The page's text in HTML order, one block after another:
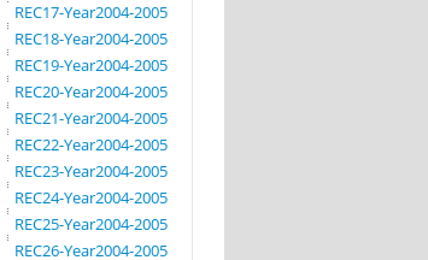
REC17-Year2004-2005
REC18-Year2004-2005
REC19-Year2004-2005
REC20-Year2004-2005
REC21-Year2004-2005
REC22-Year2004-2005
REC23-Year2004-2005
REC24-Year2004-2005
REC25-Year2004-2005
REC26-Year2004-2005